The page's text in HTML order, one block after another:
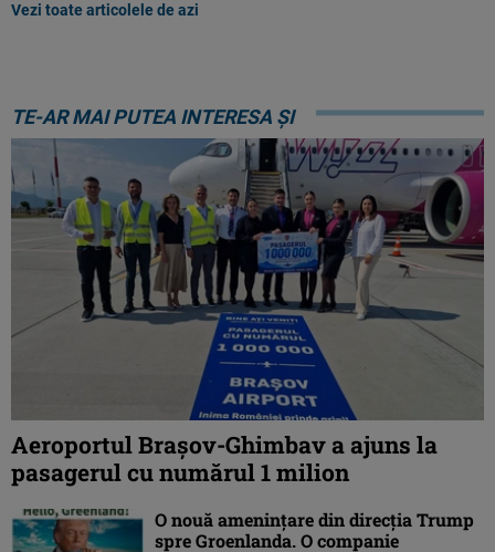
Vezi toate articolele de azi
TE-AR MAI PUTEA INTERESA ȘI
Aeroportul Brașov-Ghimbav a ajuns la
pasagerul cu numărul 1 milion
O nouă amenințare din direcția Trump
spre Groenlanda. O companie